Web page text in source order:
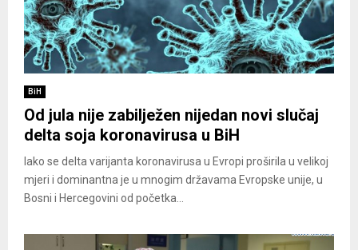
BiH
Od jula nije zabilježen nijedan novi slučaj
delta soja koronavirusa u BiH
Iako se delta varijanta koronavirusa u Evropi proširila u velikoj
mjeri i dominantna je u mnogim državama Evropske unije, u
Bosni i Hercegovini od početka...